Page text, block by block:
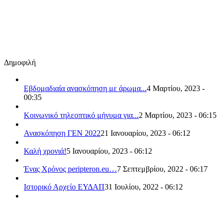
Δημοφιλή
Εβδομαδιαία ανασκόπηση με άρωμα...4 Μαρτίου, 2023 -
00:35
Κοινωνικό τηλεοπτικό μήνυμα για...2 Μαρτίου, 2023 - 06:15
Ανασκόπηση ΓΕΝ 202221 Ιανουαρίου, 2023 - 06:12
Καλή χρονιά!5 Ιανουαρίου, 2023 - 06:12
Ένας Χρόνος peripteron.eu…7 Σεπτεμβρίου, 2022 - 06:17
Ιστορικό Αρχείο ΕΥΔΑΠ31 Ιουλίου, 2022 - 06:12